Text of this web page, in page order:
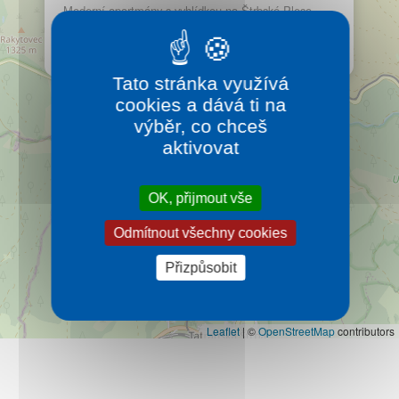
Moderní apartmány s vyhlídkou na Štrbské Pleso.
Leaflet | ©OpenStreetMapcontributors
Tato stránka využívá
cookies a dává ti na
výběr, co chceš
aktivovat
OK, přijmout vše
Odmítnout všechny cookies
Přizpůsobit